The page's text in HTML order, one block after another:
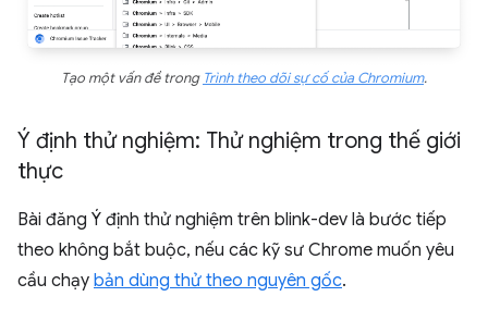
Tạo một vấn đề trong Trình theo dõi sự cố của Chromium.
Ý định thử nghiệm: Thử nghiệm trong thế giới
thực
Bài đăng Ý định thử nghiệm trên blink-dev là bước tiếp
theo không bắt buộc, nếu các kỹ sư Chrome muốn yêu
cầu chạy bản dùng thử theo nguyên gốc.